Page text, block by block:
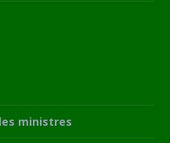
ministres